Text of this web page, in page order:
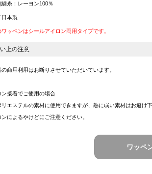
繍糸：レーヨン100％
日本製
ッペンはシールアイロン両用タイプです。
上の注意
商用利用はお断りさせていただいています。
ン接着でご使用の場合
エステルの素材に使用できますが、熱に弱い素材はお避け下
によるやけどにご注意ください。
ワッペ